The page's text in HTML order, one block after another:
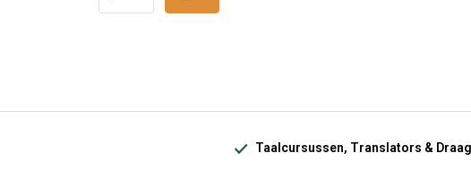
Taalcursussen, Translators &